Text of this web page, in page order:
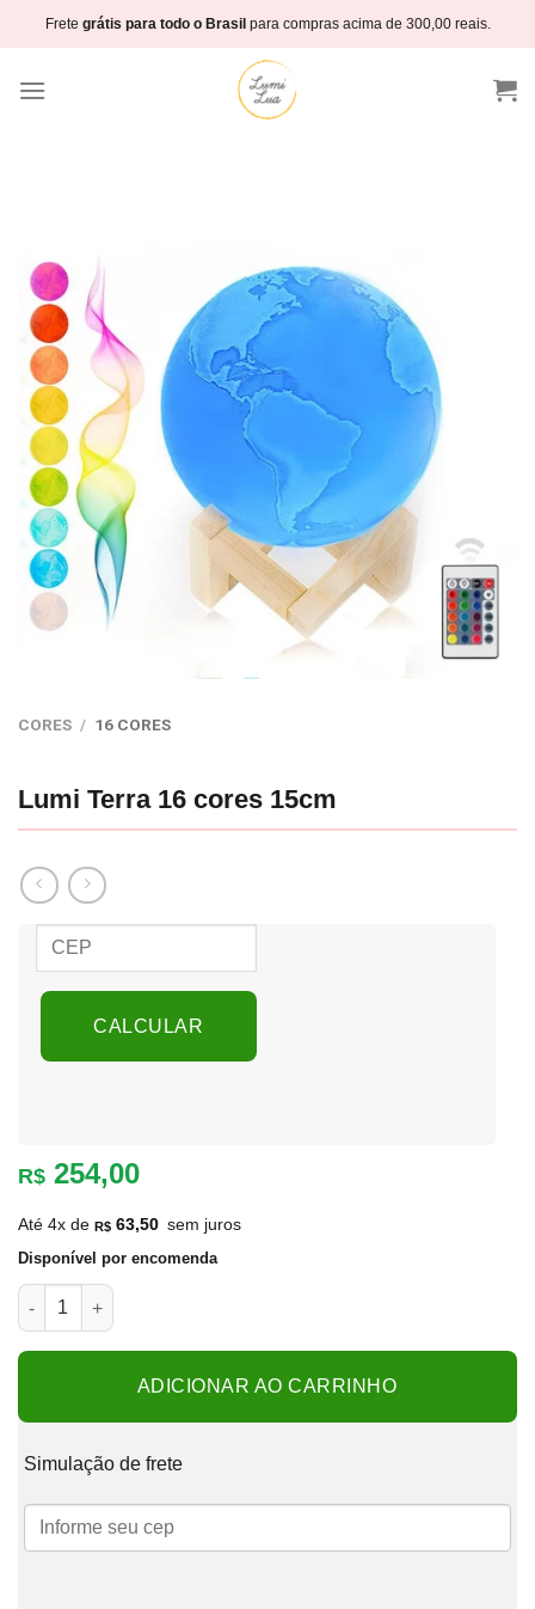
to
Frete grátis para todo o Brasilpara compras acima de 300,00 reais.
CORES / 16 CORES
Lumi Terra 16 cores 15cm
CALCULAR
R$ 254,00
Até 4x de R$ 63,50 sem juros
Disponível por encomenda
Lumi Terra 16 cores 15cm quantidade
ADICIONAR AO CARRINHO
Simulação de frete